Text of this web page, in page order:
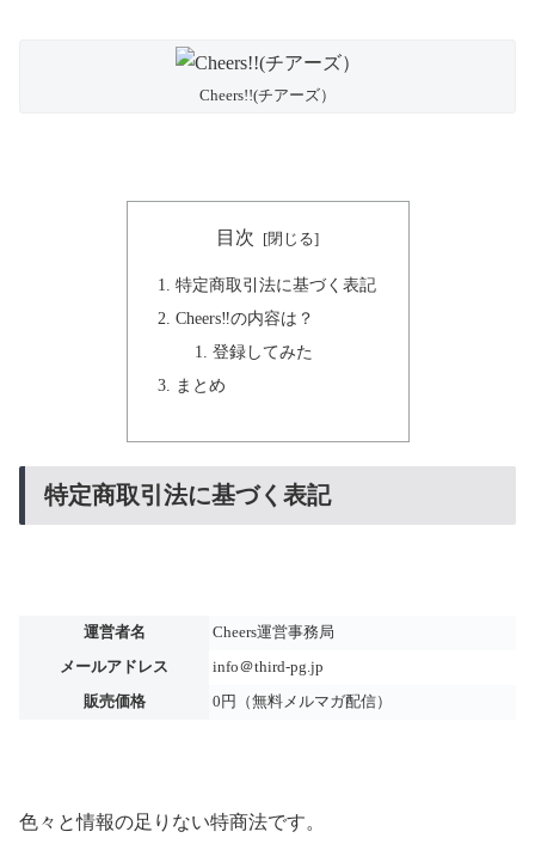
Cheers!!(チアーズ）
目次
特定商取引法に基づく表記
Cheers‼の内容は？
登録してみた
まとめ
特定商取引法に基づく表記
運営者名 Cheers運営事務局
メールアドレス info＠third-pg.jp
販売価格 0円（無料メルマガ配信）
色々と情報の足りない特商法です。